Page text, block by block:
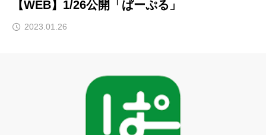
【WEB】1/26公開「ぱーぷる」
2023.01.26